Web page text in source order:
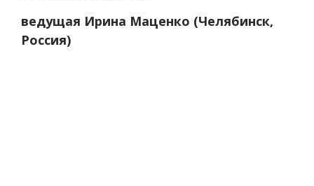
ведущая Ирина Маценко (Челябинск,
Россия)